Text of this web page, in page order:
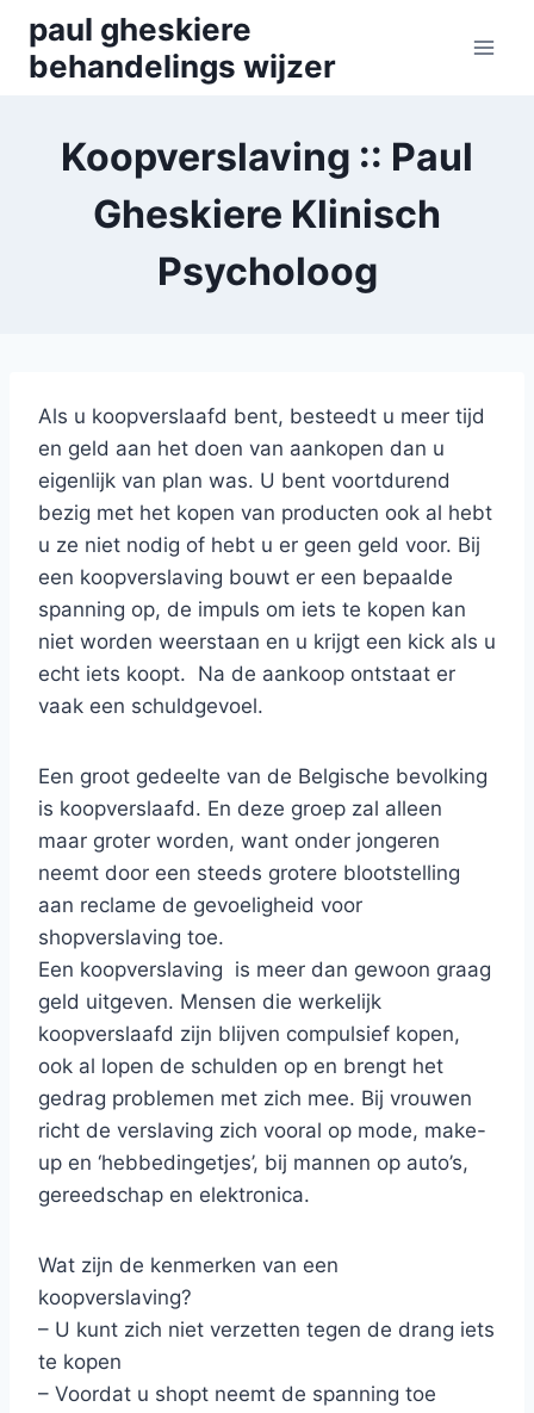
content
paul gheskiere
behandelings wijzer
Koopverslaving :: Paul
Gheskiere Klinisch
Psycholoog
Als u koopverslaafd bent, besteedt u meer tijd
en geld aan het doen van aankopen dan u
eigenlijk van plan was. U bent voortdurend
bezig met het kopen van producten ook al hebt
u ze niet nodig of hebt u er geen geld voor. Bij
een koopverslaving bouwt er een bepaalde
spanning op, de impuls om iets te kopen kan
niet worden weerstaan en u krijgt een kick als u
echt iets koopt. Na de aankoop ontstaat er
vaak een schuldgevoel.
Een groot gedeelte van de Belgische bevolking
is koopverslaafd. En deze groep zal alleen
maar groter worden, want onder jongeren
neemt door een steeds grotere blootstelling
aan reclame de gevoeligheid voor
shopverslaving toe.
Een koopverslaving is meer dan gewoon graag
geld uitgeven. Mensen die werkelijk
koopverslaafd zijn blijven compulsief kopen,
ook al lopen de schulden op en brengt het
gedrag problemen met zich mee. Bij vrouwen
richt de verslaving zich vooral op mode, make-
up en ‘hebbedingetjes’, bij mannen op auto’s,
gereedschap en elektronica.
Wat zijn de kenmerken van een
koopverslaving?
– U kunt zich niet verzetten tegen de drang iets
te kopen
– Voordat u shopt neemt de spanning toe